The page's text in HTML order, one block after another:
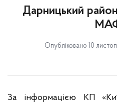
Дарницький район
Опубліковано 10
За інформацією КП